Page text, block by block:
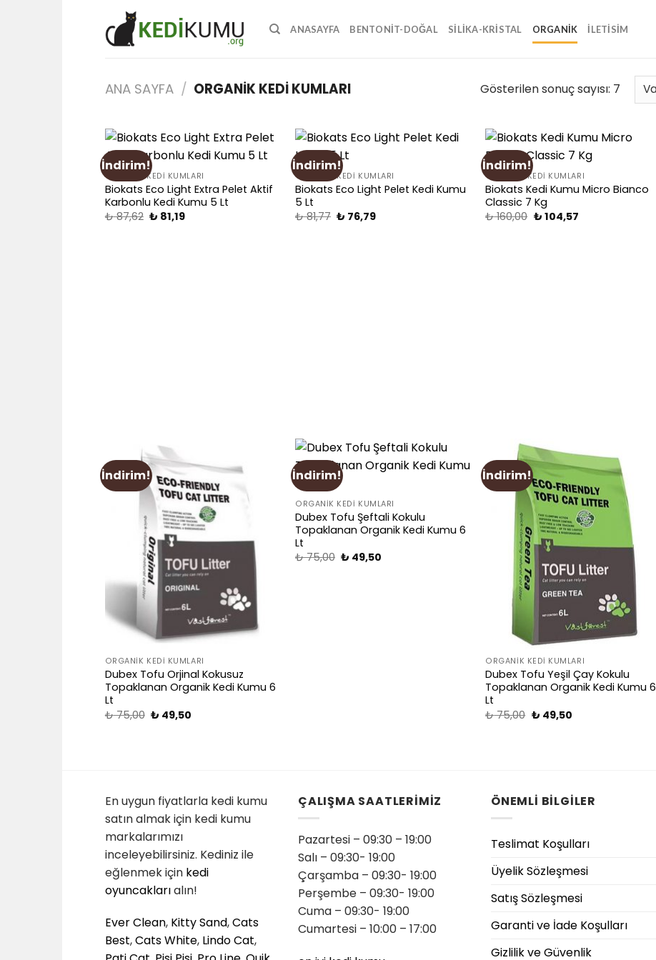
content
ANASAYFA BENTONIT-DOĞAL SILIKA-KRISTAL ORGANIK İLETİSİM
ANA SAYFA / ORGANIK KEDI KUMLARI Gösterilen sonuç sayısı: 7
İndirim!
wishlist
ORGANIK KEDI KUMLARI
Biokats Eco Light Extra Pelet Aktif
Karbonlu Kedi Kumu 5 Lt
₺87,62 ₺ 81,19
İndirim!
wishlist
ORGANIK KEDI KUMLARI
Biokats Eco Light Pelet Kedi Kumu
5 Lt
₺81,77 ₺ 76,79
İndirim!
wishlist
ORGANIK KEDI KUMLARI
Biokats Kedi Kumu Micro Bianco
Classic 7 Kg
₺160,00 ₺ 104,57
İndirim!
wishlist
ORGANIK KEDI KUMLARI
Dubex Tofu Orjinal Kokusuz
Topaklanan Organik Kedi Kumu 6
Lt
₺75,00 ₺ 49,50
İndirim!
ORGANIK KEDI KUMLARI
Dubex Tofu Şeftali Kokulu
Topaklanan Organik Kedi Kumu 6
Lt
₺75,00 ₺ 49,50
İndirim!
wishlist
ORGANIK KEDI KUMLARI
Dubex Tofu Yeşil Çay Kokulu
Topaklanan Organik Kedi Kumu 6
Lt
₺75,00 ₺ 49,50
En uygun fiyatlarla kedi kumu
satın almak için kedi kumu
markalarımızı
inceleyebilirsiniz. Kediniz ile
eğlenmek için kedi
oyuncaklarıalın!
Ever Clean, Kitty Sand,Cats
Best,Cats White, Lindo Cat,
ÇALIŞMA SAATLERİMİZ
Pazartesi – 09:30 – 19:00
Salı – 09:30- 19:00
Çarşamba – 09:30- 19:00
Perşembe – 09:30- 19:00
Cuma – 09:30- 19:00
Cumartesi – 10:00 – 17:00
ÖNEMLİ BİLGİLER
Teslimat Koşulları
Üyelik Sözleşmesi
Satış Sözleşmesi
Garanti ve İade Koşulları
Gizlilik ve Güvenlik